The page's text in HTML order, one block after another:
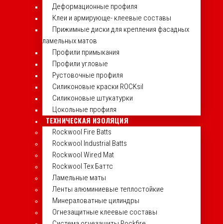
Деформационные профиля
Клеи и армирующе- клеевые составы
Прижимные диски для крепления фасадных
ламельных матов
Профили примыкания
Профили угловые
Рустовочные профиля
Силиконовые краски ROCKsil
Силиконовые штукатурки
Цокольные профиля
ТЕХНИЧЕСКАЯ ИЗОЛЯЦИЯ
Rockwool Fire Batts
Rockwool Industrial Batts
Rockwool Wired Mat
Rockwool Тех Баттс
Ламельные маты
Ленты алюминиевые теплостойкие
Минераловатные цилиндры
Огнезащитные клеевые составы